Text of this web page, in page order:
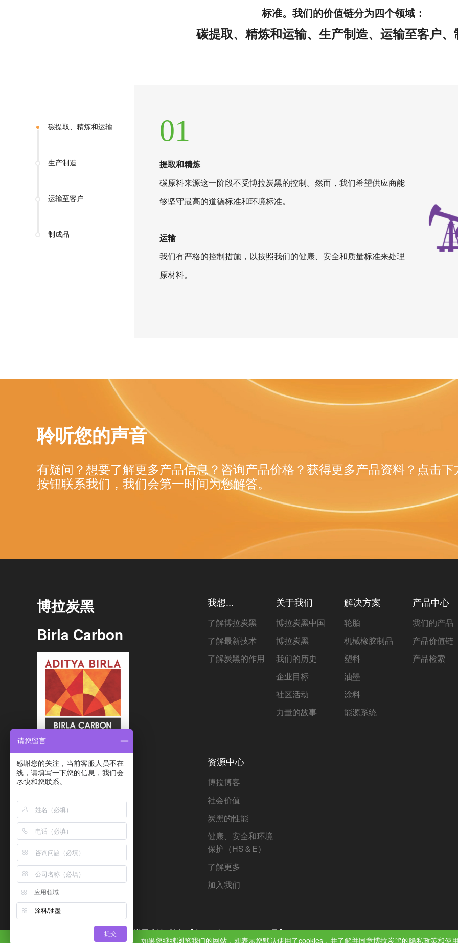
标准。我们的价值链分为四个领域：
碳提取、精炼和运输、生产制造、运输至客户、
碳提取、精炼和运输
生产制造
运输至客户
制成品
01
提取和精炼
碳原料来源这一阶段不受博拉炭黑的控制。然而，我们希望供应商能
够坚守最高的道德标准和环境标准。
运输
我们有严格的控制措施，以按照我们的健康、安全和质量标准来处理
原材料。
聆听您的声音
有疑问？想要了解更多产品信息？咨询产品价格？获得更多产品资料？点击下
按钮联系我们，我们会第一时间为您解答。
博拉炭黑
Birla Carbon
我想...
了解博拉炭黑
了解最新技术
了解炭黑的作用
关于我们
博拉炭黑中国
博拉炭黑
我们的历史
企业目标
社区活动
力量的故事
解决方案
轮胎
机械橡胶制品
塑料
油墨
涂料
能源系统
产品中心
我们的产品
产品价值链
产品检索
资源中心
博拉博客
社会价值
炭黑的性能
健康、安全和环境
保护（HS＆E）
了解更多
加入我们
COPYRIGHT © 2026 博拉炭黑版权所有【鲁ICP备2022012433号】
如果您继续浏览我们的网站，即表示您默认使用了cookies，并了解并同意博拉炭黑的隐私政策和使
请您留言
感谢您的关注，当前客服人员不在
线，请填写一下您的信息，我们会
尽快和您联系。
应用领域
涂料/油墨
提交